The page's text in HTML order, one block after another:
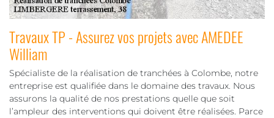
Travaux TP - Assurez vos projets avec AMEDEE
William
Spécialiste de la réalisation de tranchées à Colombe, notre
entreprise est qualifiée dans le domaine des travaux. Nous
assurons la qualité de nos prestations quelle que soit
l’ampleur des interventions qui doivent être réalisées. Parce